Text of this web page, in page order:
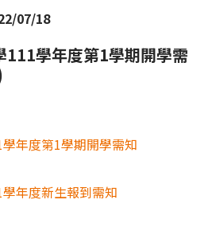
07/18
111學年度第1學期開學需
年度第1學期開學需知
年度新生報到需知